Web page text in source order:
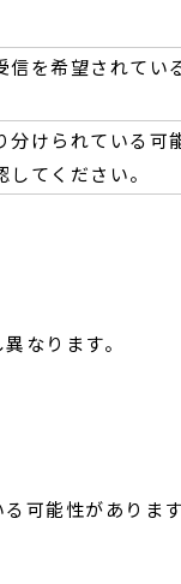
信を希望されてい
分けられている可
てください。
なります。
可能性がありま